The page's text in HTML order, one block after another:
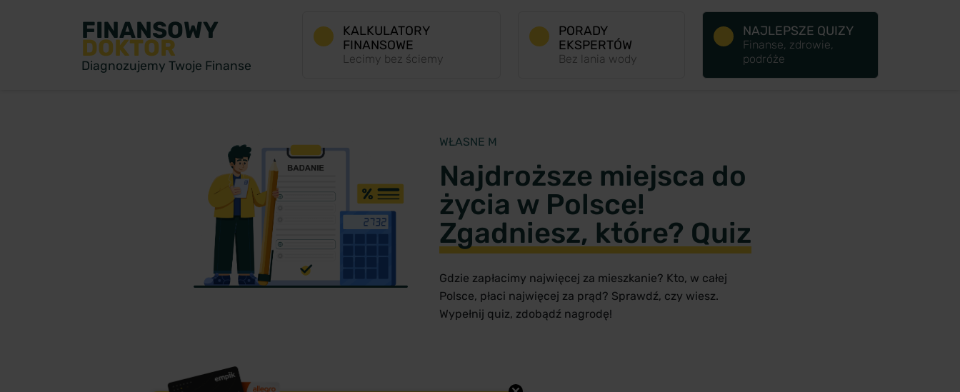
FINANSOWY
DOKTOR
Diagnozujemy Twoje Finanse
KALKULATORY
FINANSOWE
Lecimy bez ściemy
PORADY
EKSPERTÓW
Bez lania wody
NAJLEPSZE QUIZY
Finanse, zdrowie,
podróże
WŁASNE M
Najdroższe miejsca do
życia w Polsce!
Zgadniesz, które? Quiz
Gdzie zapłacimy najwięcej za mieszkanie? Kto, w całej
Polsce, płaci najwięcej za prąd? Sprawdź, czy wiesz.
Wypełnij quiz, zdobądź nagrodę!